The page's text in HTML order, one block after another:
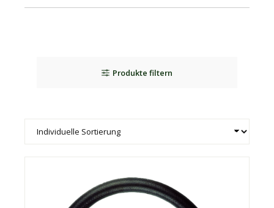
Produkte filtern